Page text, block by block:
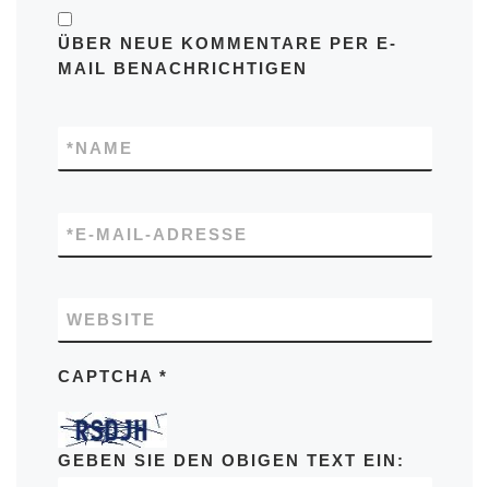
ÜBER NEUE KOMMENTARE PER E-
MAIL BENACHRICHTIGEN
NAME
*
E-MAIL-ADRESSE
*
WEBSITE
CAPTCHA *
GEBEN SIE DEN OBIGEN TEXT EIN: